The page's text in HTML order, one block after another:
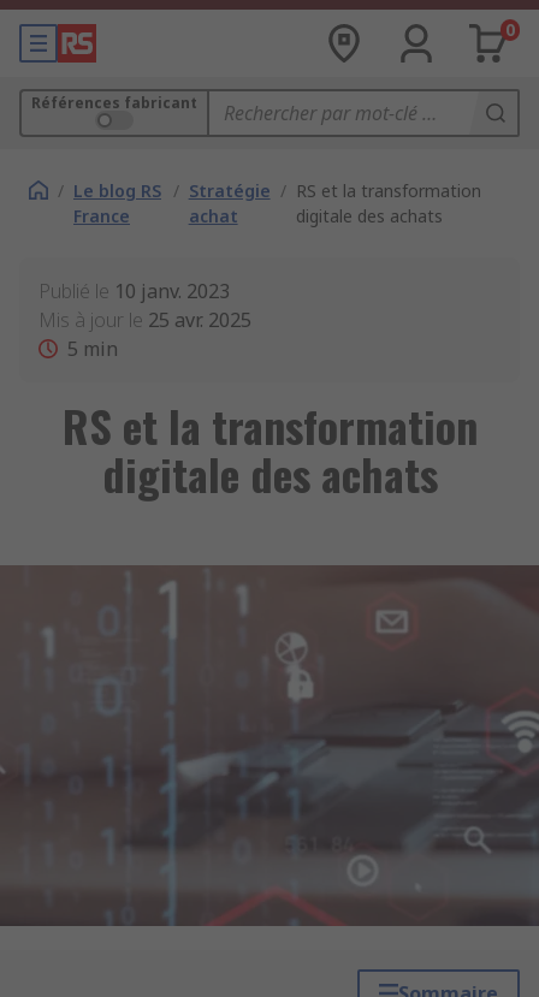
0
Références fabricant
/ Le blog RS
France
/ Stratégie
achat
/ RS et la transformation
digitale des achats
Publié le 10 janv. 2023
Mis à jour le 25 avr. 2025
5 min
RS et la transformation
digitale des achats